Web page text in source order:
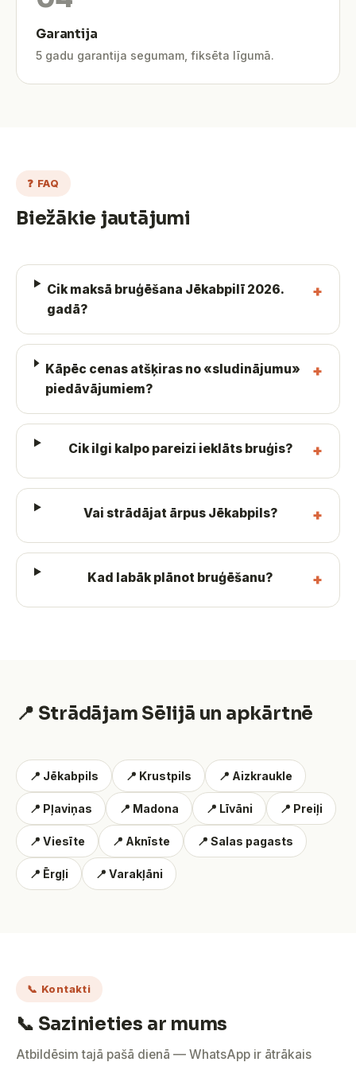
Garantija
5 gadu garantija segumam, fiksēta līgumā.
❓ FAQ
Biežākie jautājumi
Cik maksā bruģēšana Jēkabpilī 2026.
gadā?
Kāpēc cenas atšķiras no «sludinājumu»
piedāvājumiem?
Cik ilgi kalpo pareizi ieklāts bruģis?
Vai strādājat ārpus Jēkabpils?
Kad labāk plānot bruģēšanu?
📍 Strādājam Sēlijā un apkārtnē
📍 Jēkabpils 📍 Krustpils 📍 Aizkraukle
📍 Pļaviņas 📍 Madona 📍 Līvāni 📍 Preiļi
📍 Viesīte 📍 Aknīste 📍 Salas pagasts
📍 Ērgļi 📍 Varakļāni
📞 Kontakti
📞 Sazinieties ar mums
Atbildēsim tajā pašā dienā — WhatsApp ir ātrākais